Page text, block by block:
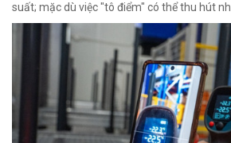
suất; mặc dù việc "tô điểm" có thể thu hút